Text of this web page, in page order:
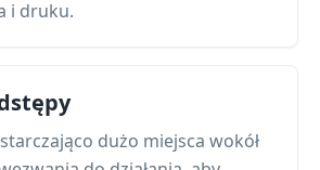
i druku.
dużo miejsca wokół